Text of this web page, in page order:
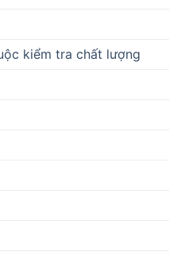
kiểm tra chất lượng